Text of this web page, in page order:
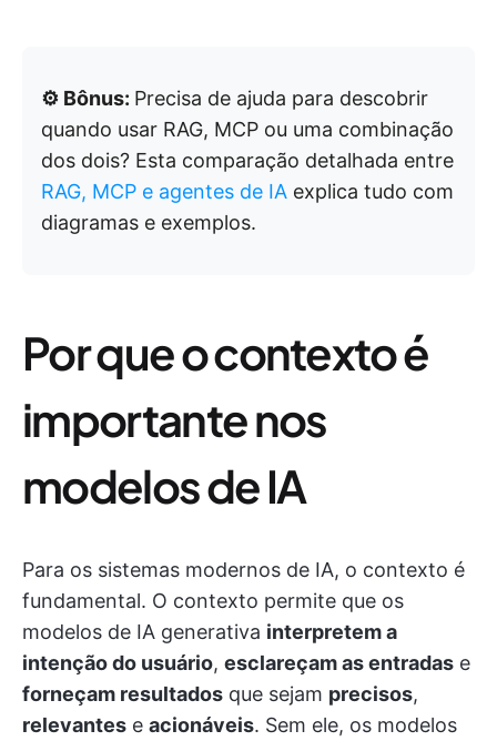
⚙️ Bônus: Precisa de ajuda para descobrir
quando usar RAG, MCP ou uma combinação
dos dois? Esta comparação detalhada entre
RAG, MCP e agentes de IA explica tudo com
diagramas e exemplos.
Por que o contexto é
importante nos
modelos de IA
Para os sistemas modernos de IA, o contexto é
fundamental. O contexto permite que os
modelos de IA generativa interpretem a
intenção do usuário, esclareçam as entradas e
forneçam resultados que sejam precisos,
relevantes e acionáveis. Sem ele, os modelos